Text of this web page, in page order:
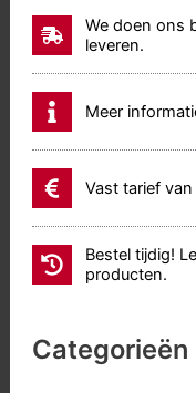
We doen ons
leveren.
Meer
Vast tarief
Bestel tijdig!
producten.
Categorieën